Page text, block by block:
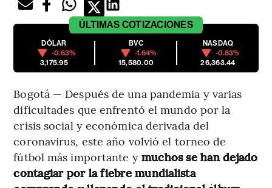
ÚLTIMAS COTIZACIONES
DÓLAR
-0.63%
3,175.95
BVC
-1.64%
15,580.00
NASDAQ
-0.83%
26,363.44
Bogotá — Después de una pandemia y varias
dificultades que enfrentó el mundo por la
crisis social y económica derivada del
coronavirus, este año volvió el torneo de
fútbol más importante y muchos se han dejado
contagiar por la fiebre mundialista